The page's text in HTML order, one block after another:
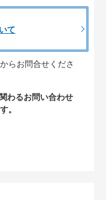
て
らお問合せくださ
わるお問い合わせ
。